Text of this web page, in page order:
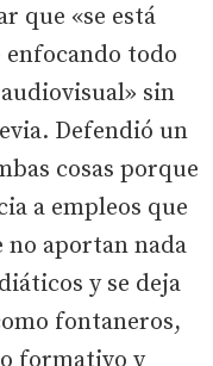
que «se está
todo
sin
Defendió un
cosas porque
a empleos que
aportan nada
y se deja
fontaneros,